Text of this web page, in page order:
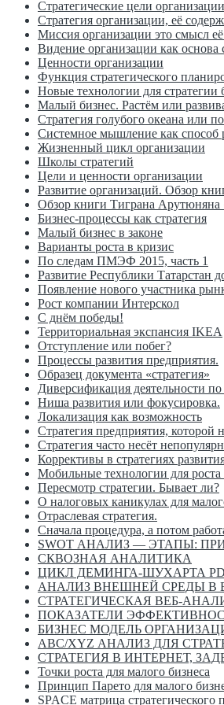
Стратегические цели
Стратегия организации, её
Миссия организации это смысл
Видение организации как основа
Ценности организации
Функция стратегического
Новые технологии для стратегии
Малый бизнес. Растём или
Стратегия голубого океана или
Системное мышление как способ
Жизненный цикл организации
Школы стратегий
Цели и ценности организации
Развитие организаций. Обзор
Обзор книги Тиграна Арутюняна
Бизнес-процессы как стратегия
Малый бизнес в законе
Варианты роста в кризис
По следам ПМЭФ 2015, часть 1
Развитие Республики Татарстан
Появление нового участника
Рост компании Интерскол
С днём победы!
Территориальная экспансия IKEA
Отступление или побег?
Процессы развития предприятия.
Образец документа «стратегия»
Диверсификация деятельности
Ниша развития или фокусировка.
Локализация как возможность
Стратегия предприятия, которой
Стратегия часто несёт
Коррективы в стратегиях
Мобильные технологии для роста
Пересмотр стратегии. Бывает ли?
О налоговых каникулах для
Отраслевая стратегия.
Сначала процедура, а потом
SWOT АНАЛИЗ — ЭТАПЫ:
СКВОЗНАЯ АНАЛИТИКА
ЦИКЛ ДЕМИНГА-ШУХАРТА
АНАЛИЗ ВНЕШНЕЙ СРЕДЫ В
СТРАТЕГИЧЕСКАЯ ВЕБ-
ПОКАЗАТЕЛИ
БИЗНЕС МОДЕЛЬ
ABC/XYZ АНАЛИЗ ДЛЯ
СТРАТЕГИЯ В ИНТЕРНЕТ,
Точки роста для малого бизнеса
Принцип Парето для малого
SPACE матрица